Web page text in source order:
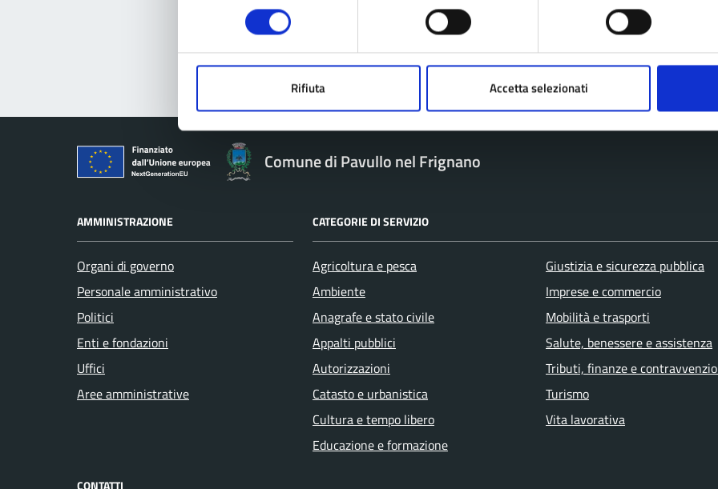
Rifiuta Accetta selezionati
Problemi in città
Segnala disservizio
Comune di Pavullo nel Frignano
AMMINISTRAZIONE
Organi di governo
Personale amministrativo
Politici
Enti e fondazioni
Uffici
Aree amministrative
CATEGORIE DI SERVIZIO
Agricoltura e pesca
Ambiente
Anagrafe e stato civile
Appalti pubblici
Autorizzazioni
Catasto e urbanistica
Cultura e tempo libero
Educazione e formazione
Giustizia e sicurezza pubblica
Imprese e commercio
Mobilità e trasporti
Salute, benessere e assistenza
Tributi, finanze e
Turismo
Vita lavorativa
CONTATTI